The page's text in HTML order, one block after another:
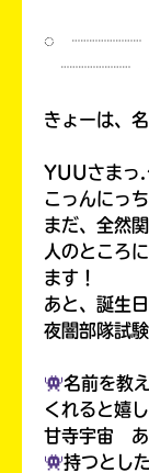
◌
┈┈┈┈
きょーは、
YUUさまっ
こっんにっ
まだ、全然
人のところ
ます！
あと、誕生
夜闇部隊試
名前を教
くれると嬉
甘寺宇宙 あ
持つとし